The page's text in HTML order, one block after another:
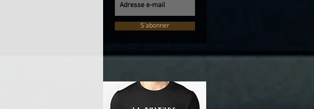
S'abonner